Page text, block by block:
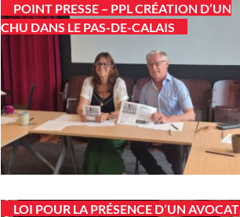
POINT PRESSE – PPL CRÉATION D’UN
CHU DANS LE PAS-DE-CALAIS
LOI POUR LA PRÉSENCE D’UN AVOCAT